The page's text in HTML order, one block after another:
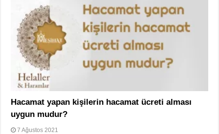
Hacamat yapan kişilerin hacamat ücreti alması
uygun mudur?
7 Ağustos 2021